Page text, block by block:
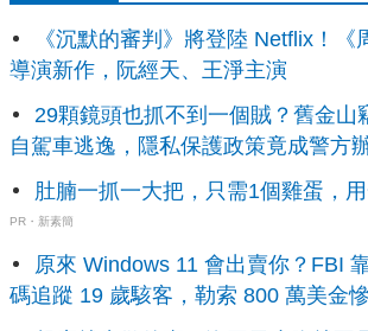
《沉默的審判》將登陸 Netflix！《
導演新作，阮經天、王淨主演
29顆鏡頭也抓不到一個賊？舊金山
自駕車逃逸，隱私保護政策竟成警方
肚腩一抓一大把，只需1個雞蛋，
PR・新素簡
原來 Windows 11 會出賣你？FBI
碼追蹤 19 歲駭客，勒索 800 萬美金